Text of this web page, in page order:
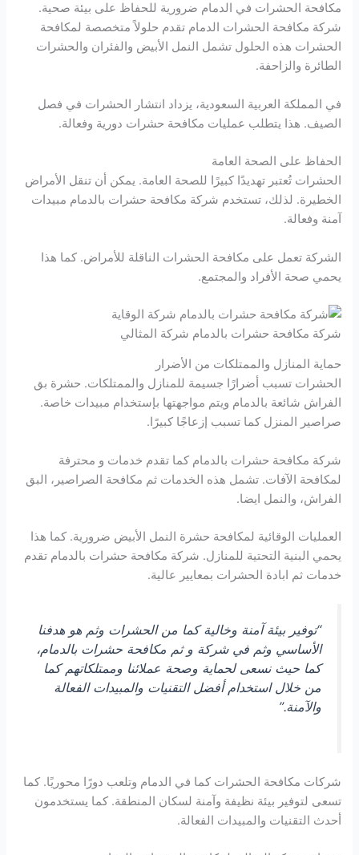
مكافحة الحشرات في الدمام ضرورية للحفاظ على بيئة صحية.
شركة مكافحة الحشرات الدمام تقدم حلولاً متخصصة لمكافحة
الحشرات هذه الحلول تشمل النمل الأبيض والفئران والحشرات
الطائرة والزاحفة.
في المملكة العربية السعودية، يزداد انتشار الحشرات في فصل
الصيف. هذا يتطلب عمليات مكافحة حشرات دورية وفعالة.
الحفاظ على الصحة العامة
الحشرات تُعتبر تهديدًا كبيرًا للصحة العامة. يمكن أن تنقل الأمراض
الخطيرة. لذلك، تستخدم شركة مكافحة حشرات بالدمام مبيدات
آمنة وفعالة.
الشركة تعمل على مكافحة الحشرات الناقلة للأمراض. كما هذا
يحمي صحة الأفراد والمجتمع.
شركة مكافحة حشرات بالدمام شركة المثالي
حماية المنازل والممتلكات من الأضرار
الحشرات تسبب أضرارًا جسيمة للمنازل والممتلكات. حشرة بق
الفراش شائعة بالدمام ويتم مواجهتها بإستخدام مبيدات خاصة.
صراصير المنزل كما تسبب إزعاجًا كبيرًا.
شركة مكافحة حشرات بالدمام كما تقدم خدمات و محترفة
لمكافحة الآفات. تشمل هذه الخدمات ثم مكافحة الصراصير، البق
الفراش، والنمل ايضا.
العمليات الوقائية لمكافحة حشرة النمل الأبيض ضرورية. كما هذا
يحمي البنية التحتية للمنازل. شركة مكافحة حشرات بالدمام تقدم
خدمات ثم ابادة الحشرات بمعايير عالية.
“توفير بيئة آمنة وخالية كما من الحشرات وثم هو هدفنا
الأساسي وثم في شركة و ثم مكافحة حشرات بالدمام،
كما حيث نسعى لحماية وصحة عملائنا وممتلكاتهم كما
من خلال استخدام أفضل التقنيات والمبيدات الفعالة
والآمنة.”
شركات مكافحة الحشرات كما في الدمام وتلعب دورًا محوريًا. كما
تسعى لتوفير بيئة نظيفة وآمنة لسكان المنطقة. كما يستخدمون
أحدث التقنيات والمبيدات الفعالة.